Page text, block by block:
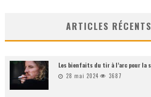
ARTICLES RÉCENTS
Les bienfaits du tir à l’arc pour la
28 mai 2024 3687